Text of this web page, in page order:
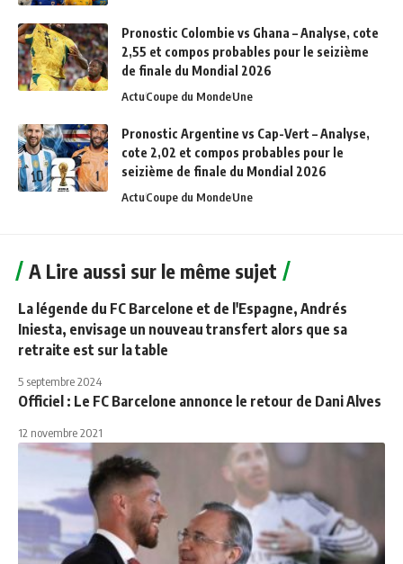
Pronostic Colombie vs Ghana – Analyse, cote
2,55 et compos probables pour le seizième
de finale du Mondial 2026
ActuCoupe du MondeUne
Pronostic Argentine vs Cap-Vert – Analyse,
cote 2,02 et compos probables pour le
seizième de finale du Mondial 2026
ActuCoupe du MondeUne
A Lire aussi sur le même sujet
La légende du FC Barcelone et de l'Espagne, Andrés
Iniesta, envisage un nouveau transfert alors que sa
retraite est sur la table
5 septembre 2024
Officiel : Le FC Barcelone annonce le retour de Dani Alves
12 novembre 2021